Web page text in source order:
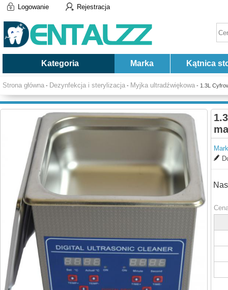
Logowanie Rejestracja
Kategoria Marka Kątnica
Strona główna - Dezynfekcja i sterylizacja - Myjka ultradźwiękowa - 1.3L